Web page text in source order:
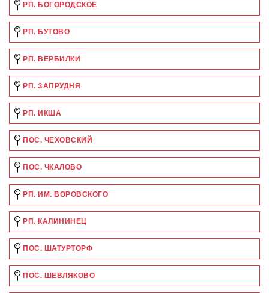
РП. БОГОРОДСКОЕ
РП. БУТОВО
РП. ВЕРБИЛКИ
РП. ЗАПРУДНЯ
РП. ИКША
ПОС. ЧЕХОВСКИЙ
ПОС. ЧКАЛОВО
РП. ИМ. ВОРОВСКОГО
РП. КАЛИНИНЕЦ
ПОС. ШАТУРТОРФ
ПОС. ШЕВЛЯКОВО